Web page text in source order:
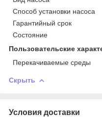
Способ установки насоса
Гарантийный срок
Состояние
Пользовательские
Перекачиваемые среды
Скрыть
Условия доставки